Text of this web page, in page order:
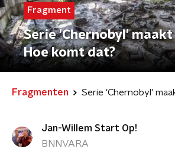
Fragment
Serie 'Chernobyl' maakt
Hoe komt dat?
Fragmenten
Jan-Willem Start Op!
BNNVARA